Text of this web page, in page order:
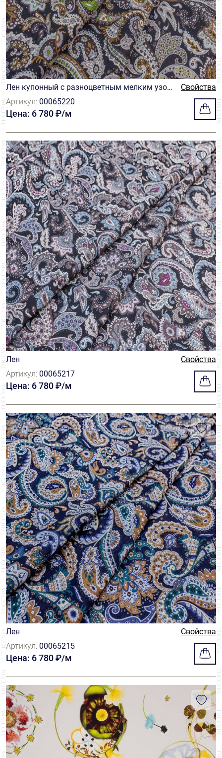
Лен купонный с разноцветным мелким узор
ом пейсли на черном фоне с узкой каймой п
о краям
Свойства
Артикул: 00065220
Цена: 6 780 ₽/м
Лен
Свойства
Артикул: 00065217
Цена: 6 780 ₽/м
Лен
Свойства
Артикул: 00065215
Цена: 6 780 ₽/м